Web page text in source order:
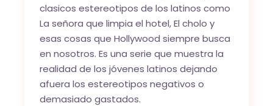
clasicos estereotipos de los latinos como
La señora que limpia el hotel, El cholo y
esas cosas que Hollywood siempre busca
en nosotros. Es una serie que muestra la
realidad de los jóvenes latinos dejando
afuera los estereotipos negativos o
demasiado gastados.